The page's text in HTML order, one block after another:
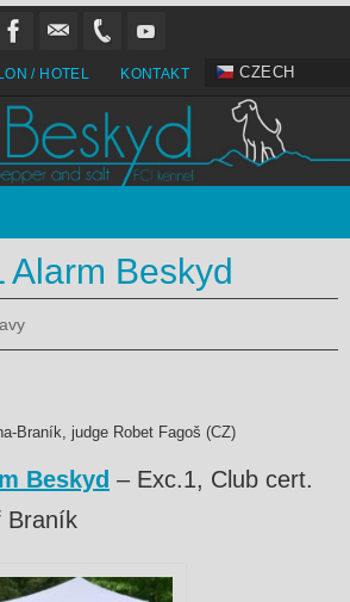
/ HOTEL KONTAKT CZECH
Alarm Beskyd
Braník, judge Robet Fagoš (CZ)
Beskyd – Exc.1, Club cert.
Braník